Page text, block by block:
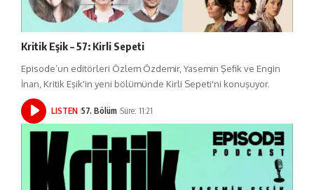
Kritik Eşik – 57: Kirli Sepeti
Episode’un editörleri Özlem Özdemir, Yasemin Şefik ve Engin
İnan, Kritik Eşik'in yeni bölümünde Kirli Sepeti'ni konuşuyor.
LISTEN 57. Bölüm Süre: 11:21